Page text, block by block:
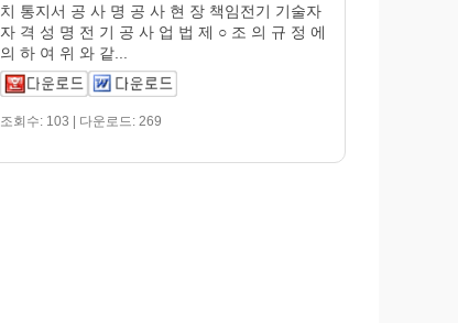
치 통지서 공 사 명 공 사 현 장 책임전기 기술자
자 격 성 명 전 기 공 사 업 법 제 ○ 조 의 규 정 에
의 하 여 위 와 같...
조회수: 103 | 다운로드: 269